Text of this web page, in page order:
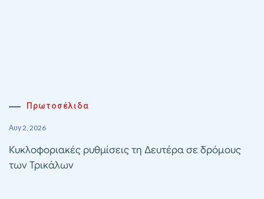
Πρωτοσέλιδα
Αυγ 2, 2026
Κυκλοφοριακές ρυθμίσεις τη Δευτέρα σε δρόμους
των Τρικάλων